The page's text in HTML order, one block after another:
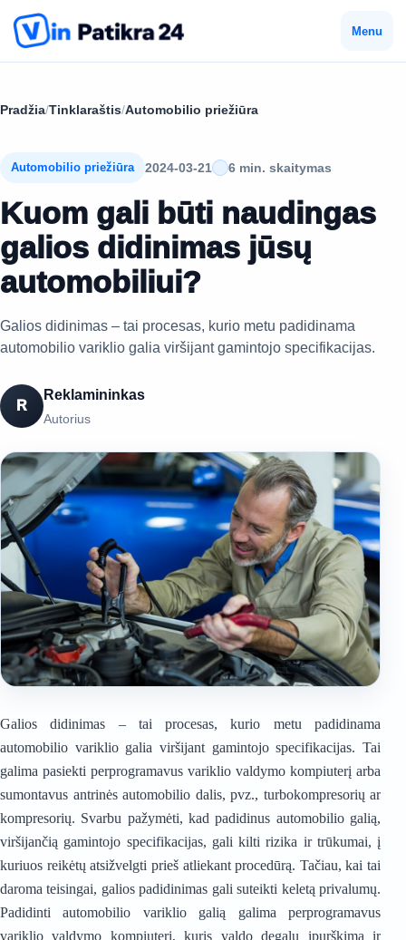
Menu
Pradžia/Tinklaraštis/Automobilio priežiūra
Automobilio priežiūra 2024-03-21 6 min. skaitymas
Kuom gali būti naudingas
galios didinimas jūsų
automobiliui?
Galios didinimas – tai procesas, kurio metu padidinama
automobilio variklio galia viršijant gamintojo specifikacijas.
R
Reklamininkas
Autorius
Galios didinimas – tai procesas, kurio metu padidinama
automobilio variklio galia viršijant gamintojo specifikacijas. Tai
galima pasiekti perprogramavus variklio valdymo kompiuterį arba
sumontavus antrinės automobilio dalis, pvz., turbokompresorių ar
kompresorių. Svarbu pažymėti, kad padidinus automobilio galią,
viršijančią gamintojo specifikacijas, gali kilti rizika ir trūkumai, į
kuriuos reikėtų atsižvelgti prieš atliekant procedūrą. Tačiau, kai tai
daroma teisingai, galios padidinimas gali suteikti keletą privalumų.
Padidinti automobilio variklio galią galima perprogramavus
variklio valdymo kompiuterį, kuris valdo degalų įpurškimą ir